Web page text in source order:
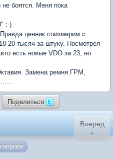
боятся. Меня пока
:-)
ценник соизмерим с
20 тысяч за штуку. Посмотрел
есть новые VDO за 23, но
Замена ремня ГРМ,
Поделиться
Вперед
»
версия